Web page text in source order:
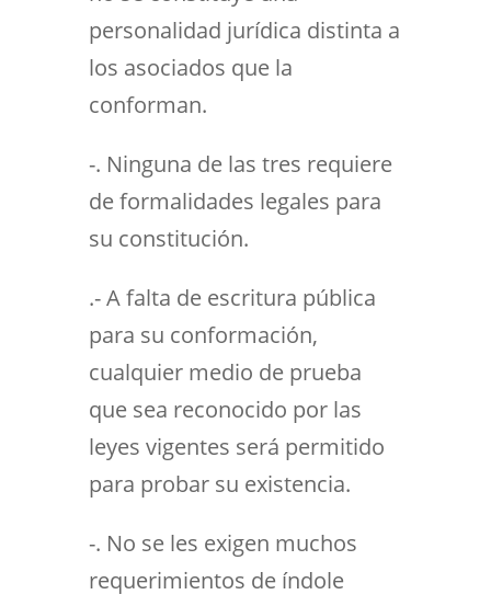
personalidad jurídica distinta a
los asociados que la
conforman.
-. Ninguna de las tres requiere
de formalidades legales para
su constitución.
.- A falta de escritura pública
para su conformación,
cualquier medio de prueba
que sea reconocido por las
leyes vigentes será permitido
para probar su existencia.
-. No se les exigen muchos
requerimientos de índole